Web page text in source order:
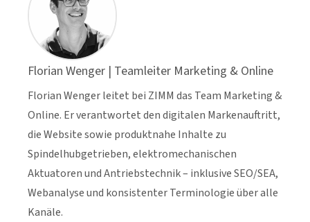
Florian Wenger | Teamleiter Marketing & Online
Florian Wenger leitet bei ZIMM das Team Marketing &
Online. Er verantwortet den digitalen Markenauftritt,
die Website sowie produktnahe Inhalte zu
Spindelhubgetrieben, elektromechanischen
Aktuatoren und Antriebstechnik – inklusive SEO/SEA,
Webanalyse und konsistenter Terminologie über alle
Kanäle.